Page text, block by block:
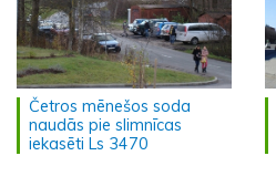
Četros mēnešos soda
naudās pie slimnīcas
iekasēti Ls 3470